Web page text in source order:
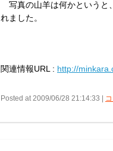
写真の山羊は何かというと
れました。
関連情報URL : http://
Posted at 2009/06/28 21:14:33 |